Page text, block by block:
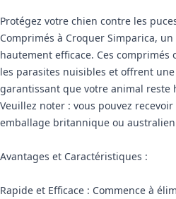
Protégez votre chien contre les
Comprimés à Croquer Simparica,
hautement efficace. Ces
les parasites nuisibles et offrent
garantissant que votre animal reste
Veuillez noter : vous pouvez
emballage britannique ou
Avantages et Caractéristiques :
Rapide et Efficace : Commence à